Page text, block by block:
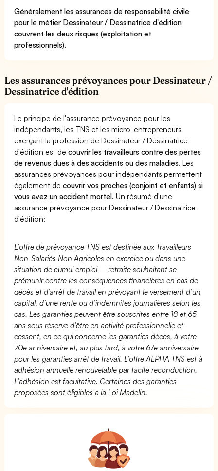
Généralement les assurances de responsabilité civile
pour le métier Dessinateur / Dessinatrice d'édition
couvrent les deux risques (exploitation et
professionnels).
Les assurances prévoyances pour Dessinateur /
Dessinatrice d'édition
Le principe de l'assurance prévoyance pour les
indépendants, les TNS et les micro-entrepreneurs
exerçant la profession de Dessinateur / Dessinatrice
d'édition est decouvrir les travailleurs contre des pertes
de revenus dues à des accidents ou des maladies. Les
assurances prévoyances pour indépendants permettent
également decouvrir vos proches (conjoint et enfants) si
vous avez un accident mortel. Un résumé d'une
assurance prévoyance pour Dessinateur / Dessinatrice
d'édition:
L’offre de prévoyance TNS est destinée aux Travailleurs
Non-Salariés Non Agricoles en exercice ou dans une
situation de cumul emploi – retraite souhaitant se
prémunir contre les conséquences financières en cas de
décès et d’arrêt de travail en prévoyant le versement d’un
capital, d’une rente ou d’indemnités journalières selon les
cas. Les garanties peuvent être souscrites entre 18 et 65
ans sous réserve d’être en activité professionnelle et
cessent, en ce qui concerne les garanties décès, à votre
70e anniversaire et, au plus tard, à votre 67e anniversaire
pour les garanties arrêt de travail. L’offre ALPHA TNS est à
adhésion annuelle renouvelable par tacite reconduction.
L’adhésion est facultative. Certaines des garanties
proposées sont éligibles à la Loi Madelin.